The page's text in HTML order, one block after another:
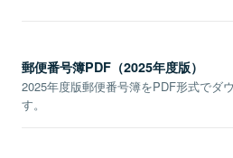
郵便番号簿PDF（2025年度版）
2025年度版郵便番号簿をPDF形式でダ
す。